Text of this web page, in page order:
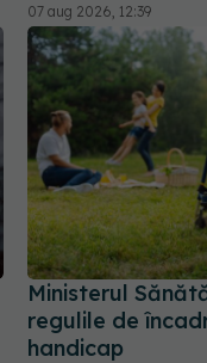
07 aug 2026, 12:39
Ministerul
regulile de
handicap